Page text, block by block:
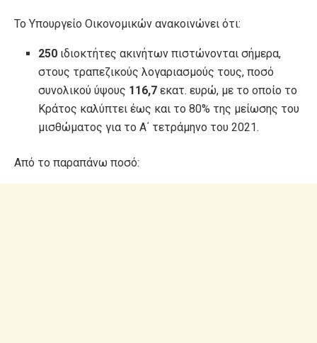
Το Υπουργείο Οικονομικών ανακοινώνει ότι:
250 ιδιοκτήτες ακινήτων πιστώνονται σήμερα,
στους τραπεζικούς λογαριασμούς τους, ποσό
συνολικού ύψους 116,7εκατ. ευρώ, με το οποίο το
Κράτος καλύπτει έως και το 80% της μείωσης του
μισθώματος για το Α΄ τετράμηνο του 2021.
Από το παραπάνω ποσό: